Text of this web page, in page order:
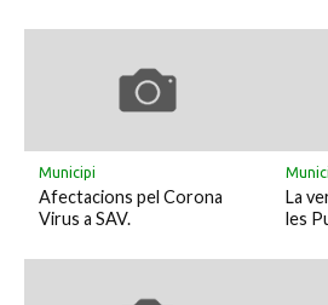
Municipi
Afectacions pel Corona
Virus a SAV.
La
les